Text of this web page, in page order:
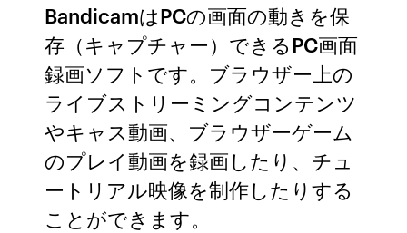
BandicamはPCの画面の動きを保
存（キャプチャー）できるPC画面
録画ソフトです。ブラウザー上の
ライブストリーミングコンテンツ
やキャス動画、ブラウザーゲーム
のプレイ動画を録画したり、チュ
ートリアル映像を制作したりする
ことができます。